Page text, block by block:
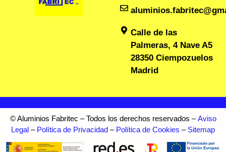
Calle de las
Palmeras, 4 Nave A5
28350 Ciempozuelos
Madrid
© Aluminios Fabritec – Todos los derechos reservados –Aviso
Legal – Política de Privacidad – Política de Cookies – Sitemap